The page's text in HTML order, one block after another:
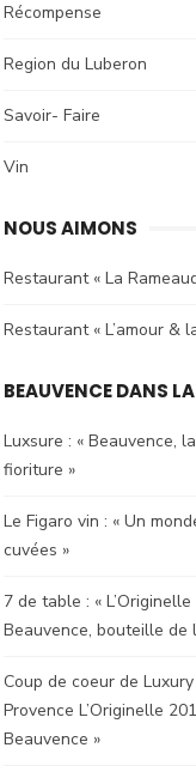
Récompense
Region du Luberon
Savoir- Faire
Vin
NOUS AIMONS
Restaurant « La
Restaurant « L’amour &
BEAUVENCE DANS
Luxsure : « Beauvence,
fioriture »
Le Figaro vin : « Un
cuvées »
7 de table : «
Beauvence, bouteille de
Coup de coeur de
Provence L’Originelle
Beauvence »